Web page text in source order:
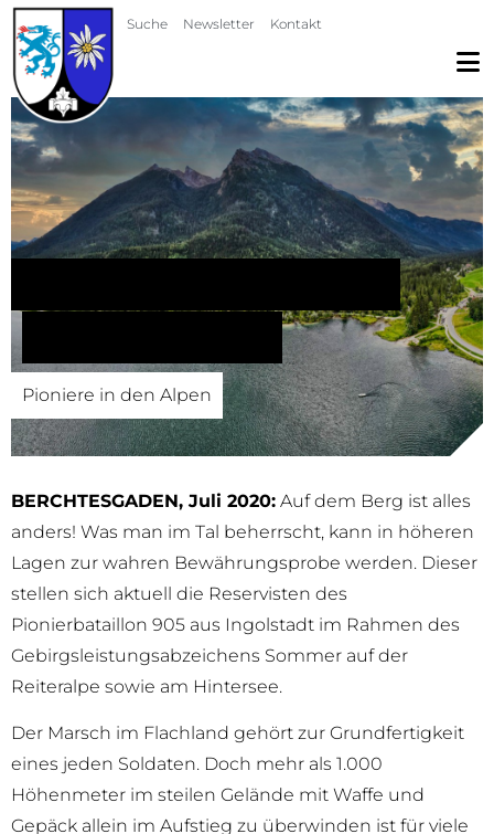
Navigation überspringen
Suche Newsletter Kontakt
Pioniere in den Alpen
BERCHTESGADEN, Juli 2020: Auf dem Berg ist alles
anders! Was man im Tal beherrscht, kann in höheren
Lagen zur wahren Bewährungsprobe werden. Dieser
stellen sich aktuell die Reservisten des
Pionierbataillon 905 aus Ingolstadt im Rahmen des
Gebirgsleistungsabzeichens Sommer auf der
Reiteralpe sowie am Hintersee.
Der Marsch im Flachland gehört zur Grundfertigkeit
eines jeden Soldaten. Doch mehr als 1.000
Höhenmeter im steilen Gelände mit Waffe und
Gepäck allein im Aufstieg zu überwinden ist für viele